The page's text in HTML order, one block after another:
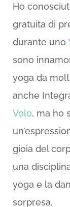
Ho
gratuita di
durante uno
sono
yoga da
anche
Volo, ma ho
gioia del
una
yoga e la
sorpresa.